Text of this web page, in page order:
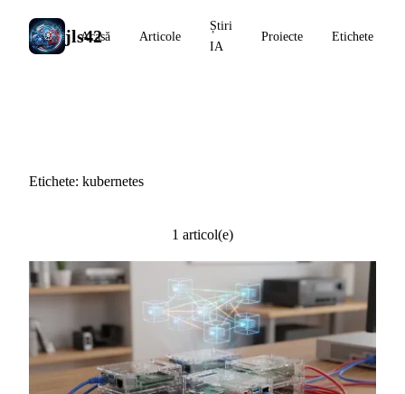
jls42
Acasă Articole
Știri
IA
Proiecte Etichete
Etichete: kubernetes
1 articol(e)